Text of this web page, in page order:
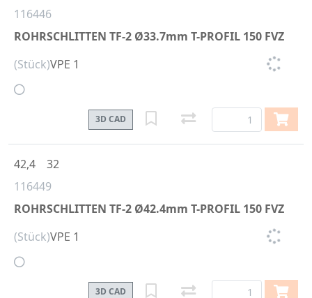
116446
ROHRSCHLITTEN TF-2 Ø33.7mm T-PROFIL 150 FVZ
(Stück)VPE 1
3D CAD
116449
ROHRSCHLITTEN TF-2 Ø42.4mm T-PROFIL 150 FVZ
42,4 32
(Stück)VPE 1
3D CAD